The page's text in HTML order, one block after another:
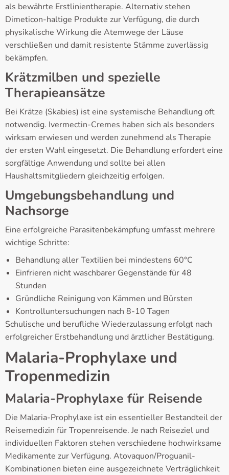
als bewährte Erstlinientherapie. Alternativ stehen
Dimeticon-haltige Produkte zur Verfügung, die durch
physikalische Wirkung die Atemwege der Läuse
verschließen und damit resistente Stämme zuverlässig
bekämpfen.
Krätzmilben und spezielle
Therapieansätze
Bei Krätze (Skabies) ist eine systemische Behandlung oft
notwendig. Ivermectin-Cremes haben sich als besonders
wirksam erwiesen und werden zunehmend als Therapie
der ersten Wahl eingesetzt. Die Behandlung erfordert eine
sorgfältige Anwendung und sollte bei allen
Haushaltsmitgliedern gleichzeitig erfolgen.
Umgebungsbehandlung und
Nachsorge
Eine erfolgreiche Parasitenbekämpfung umfasst mehrere
wichtige Schritte:
Behandlung aller Textilien bei mindestens 60°C
Einfrieren nicht waschbarer Gegenstände für 48
Stunden
Gründliche Reinigung von Kämmen und Bürsten
Kontrolluntersuchungen nach 8-10 Tagen
Schulische und berufliche Wiederzulassung erfolgt nach
erfolgreicher Erstbehandlung und ärztlicher Bestätigung.
Malaria-Prophylaxe und
Tropenmedizin
Malaria-Prophylaxe für Reisende
Die Malaria-Prophylaxe ist ein essentieller Bestandteil der
Reisemedizin für Tropenreisende. Je nach Reiseziel und
individuellen Faktoren stehen verschiedene hochwirksame
Medikamente zur Verfügung. Atovaquon/Proguanil-
Kombinationen bieten eine ausgezeichnete Verträglichkeit